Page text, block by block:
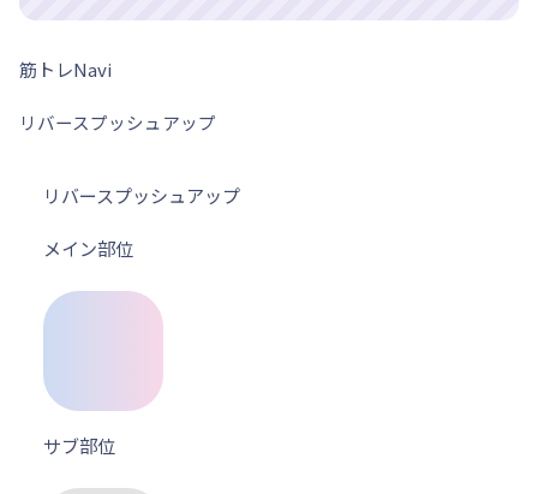
筋トレNavi
リバースプッシュアップ
リバースプッシュアップ
メイン部位
サブ部位